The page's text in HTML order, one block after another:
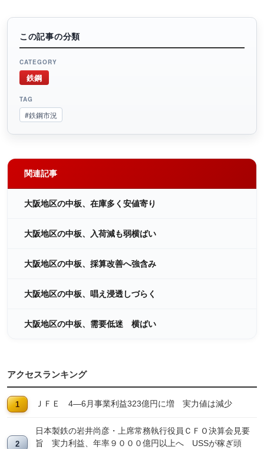
この記事の分類
CATEGORY
鉄鋼
TAG
#鉄鋼市況
関連記事
大阪地区の中板、在庫多く安値寄り
大阪地区の中板、入荷減も弱横ばい
大阪地区の中板、採算改善へ強含み
大阪地区の中板、唱え浸透しづらく
大阪地区の中板、需要低迷 横ばい
アクセスランキング
ＪＦＥ 4―6月事業利益323億円に増 実力値は減少
日本製鉄の岩井尚彦・上席常務執行役員ＣＦＯ決算会見要
旨 実力利益、年率９０００億円以上へ USSが稼ぎ頭